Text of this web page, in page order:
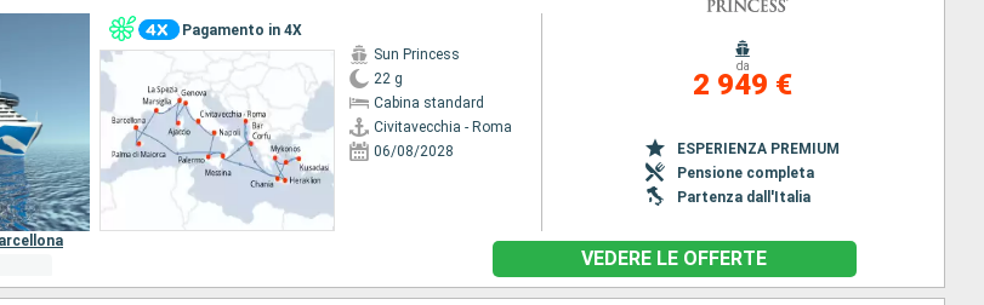
Pagamento in 4X
Sun Princess
22 g
Cabina standard
Civitavecchia - Roma
06/08/2028
da
2 949 €
ESPERIENZA PREMIUM
Pensione completa
Partenza dall'Italia
VEDERE LE OFFERTE